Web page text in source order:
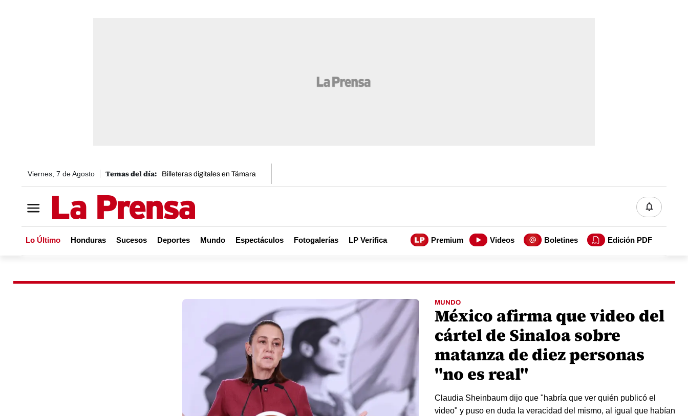
Viernes, 7 de Agosto Billeteras digitales en Támara
Lo Último Honduras Sucesos Deportes Mundo Espectáculos Fotogalerías LP Verifica Premium Videos Boletines Edición PDF
MUNDO
México afirma que video del
cártel de Sinaloa sobre
matanza de diez personas
"no es real"
Claudia Sheinbaum dijo que "habría que ver quién publicó el
video" y puso en duda la veracidad del mismo, al igual que habían